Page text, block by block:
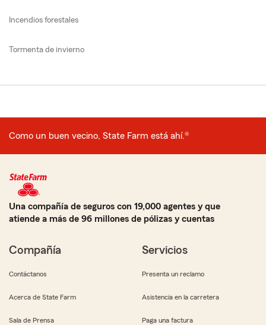
Incendios forestales
Tormenta de invierno
Como un buen vecino, State Farm está ahí.®
Una compañía de seguros con 19,000 agentes y que
atiende a más de 96 millones de pólizas y cuentas
Compañía
Contáctanos
Acerca de State Farm
Sala de Prensa
Servicios
Presenta un reclamo
Asistencia en la carretera
Paga una factura